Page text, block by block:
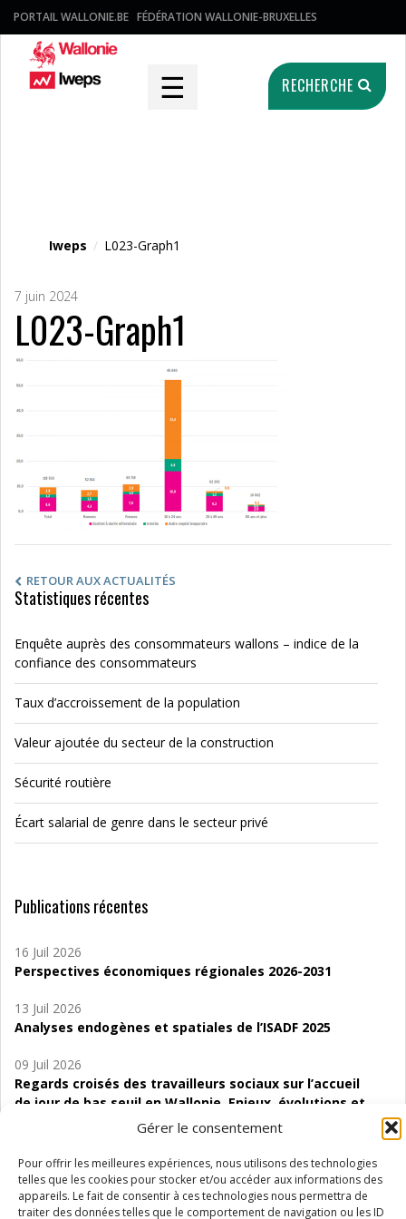
Gérer le consentement
Pour offrir les meilleures expériences, nous utilisons des technologies
telles que les cookies pour stocker et/ou accéder aux informations des
appareils. Le fait de consentir à ces technologies nous permettra de
traiter des données telles que le comportement de navigation ou les ID
PORTAIL WALLONIE.BE FÉDÉRATION WALLONIE-BRUXELLES
☰ RECHERCHE
Iweps / L023-Graph1
7 juin 2024
L023-Graph1
RETOUR AUX ACTUALITÉS
Statistiques récentes
Enquête auprès des consommateurs wallons – indice de la
confiance des consommateurs
Taux d’accroissement de la population
Valeur ajoutée du secteur de la construction
Sécurité routière
Écart salarial de genre dans le secteur privé
Publications récentes
16 Juil 2026
Perspectives économiques régionales 2026-2031
13 Juil 2026
Analyses endogènes et spatiales de l’ISADF 2025
09 Juil 2026
Regards croisés des travailleurs sociaux sur l’accueil
de jour de bas seuil en Wallonie. Enjeux, évolutions et
06 Juil 2026
Étude d’évaluabilité des Structures
d’accompagnement à l’autocréation d’emploi (SAACE)